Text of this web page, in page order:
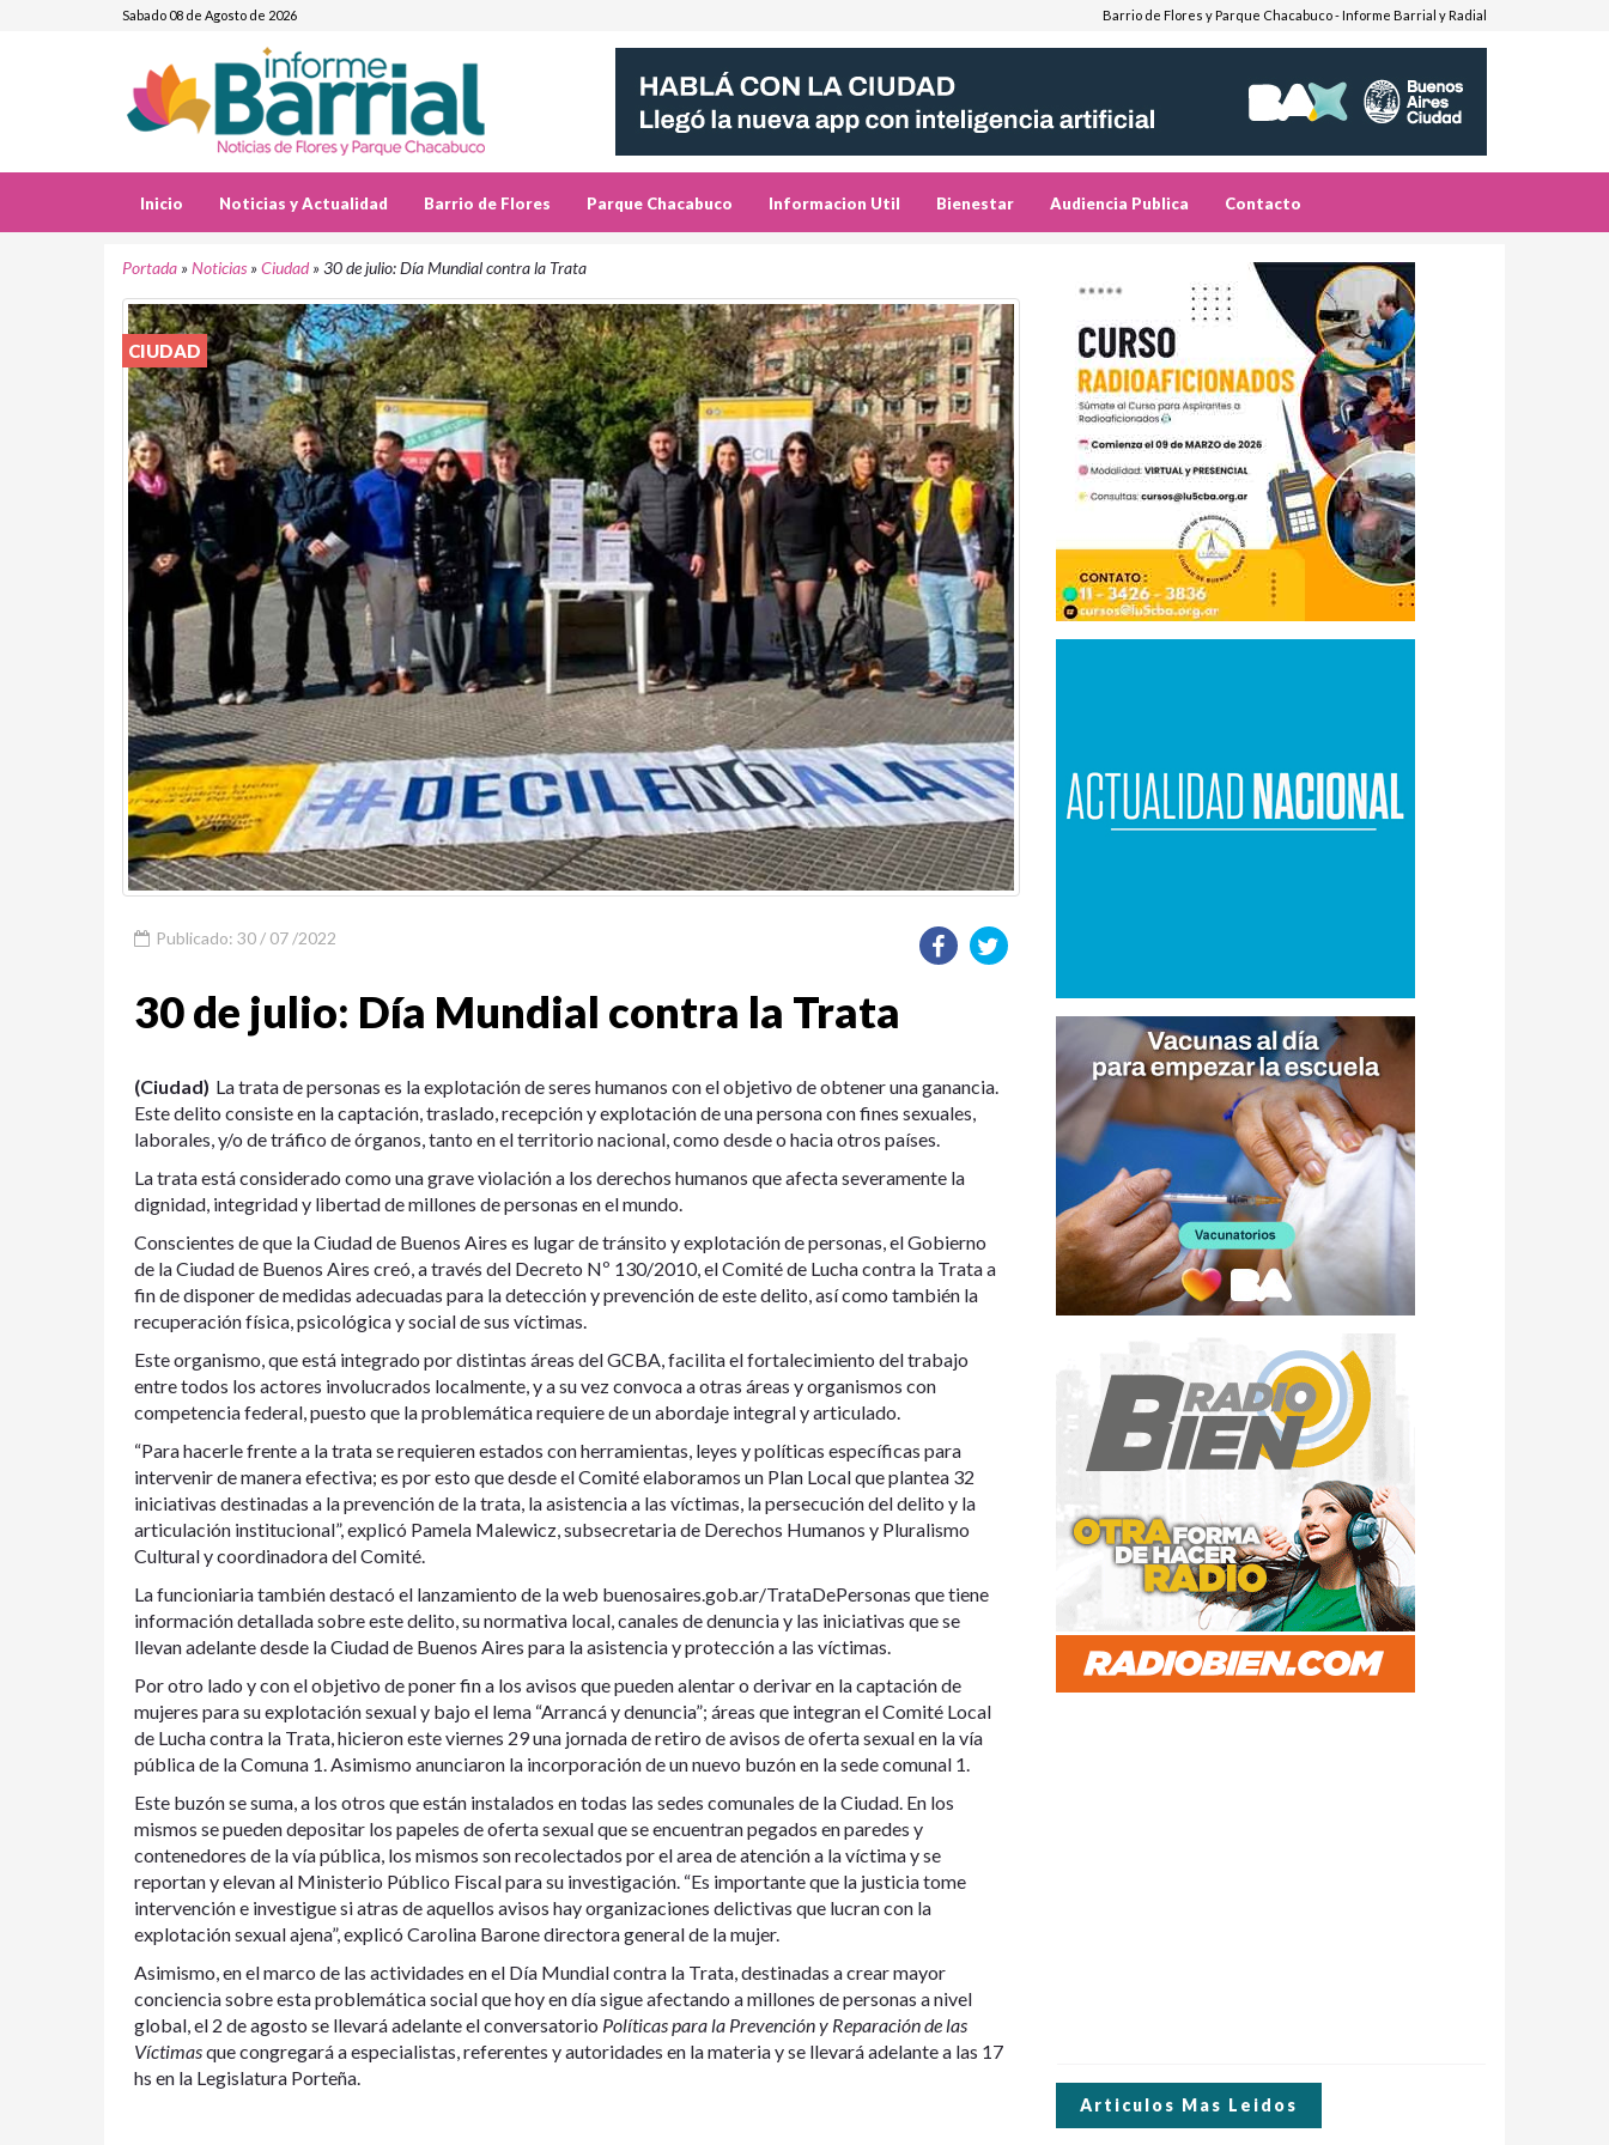
Sabado 08 de Agosto de 2026 Barrio de Flores y Parque Chacabuco - Informe Barrial y Radial
Inicio Noticias y Actualidad Barrio de Flores Parque Chacabuco Informacion Util Bienestar Audiencia Publica Contacto
Portada »Noticias »Ciudad»30 de julio: Día Mundial contra la Trata
CIUDAD
Publicado: 30 / 07 /2022
30 de julio: Día Mundial contra la Trata
(Ciudad) La trata de personas es la explotación de seres humanos con el objetivo de obtener una ganancia.
Este delito consiste en la captación, traslado, recepción y explotación de una persona con fines sexuales,
laborales, y/o de tráfico de órganos, tanto en el territorio nacional, como desde o hacia otros países.
La trata está considerado como una grave violación a los derechos humanos que afecta severamente la
dignidad, integridad y libertad de millones de personas en el mundo.
Conscientes de que la Ciudad de Buenos Aires es lugar de tránsito y explotación de personas, el Gobierno
de la Ciudad de Buenos Aires creó, a través del Decreto Nº 130/2010, el Comité de Lucha contra la Trata a
fin de disponer de medidas adecuadas para la detección y prevención de este delito, así como también la
recuperación física, psicológica y social de sus víctimas.
Este organismo, que está integrado por distintas áreas del GCBA, facilita el fortalecimiento del trabajo
entre todos los actores involucrados localmente, y a su vez convoca a otras áreas y organismos con
competencia federal, puesto que la problemática requiere de un abordaje integral y articulado.
“Para hacerle frente a la trata se requieren estados con herramientas, leyes y políticas específicas para
intervenir de manera efectiva; es por esto que desde el Comité elaboramos un Plan Local que plantea 32
iniciativas destinadas a la prevención de la trata, la asistencia a las víctimas, la persecución del delito y la
articulación institucional”, explicó Pamela Malewicz, subsecretaria de Derechos Humanos y Pluralismo
Cultural y coordinadora del Comité.
La funcioniaria también destacó el lanzamiento de la web buenosaires.gob.ar/TrataDePersonas que tiene
información detallada sobre este delito, su normativa local, canales de denuncia y las iniciativas que se
llevan adelante desde la Ciudad de Buenos Aires para la asistencia y protección a las víctimas.
Por otro lado y con el objetivo de poner fin a los avisos que pueden alentar o derivar en la captación de
mujeres para su explotación sexual y bajo el lema “Arrancá y denuncia”; áreas que integran el Comité Local
de Lucha contra la Trata, hicieron este viernes 29 una jornada de retiro de avisos de oferta sexual en la vía
pública de la Comuna 1. Asimismo anunciaron la incorporación de un nuevo buzón en la sede comunal 1.
Este buzón se suma, a los otros que están instalados en todas las sedes comunales de la Ciudad. En los
mismos se pueden depositar los papeles de oferta sexual que se encuentran pegados en paredes y
contenedores de la vía pública, los mismos son recolectados por el area de atención a la víctima y se
reportan y elevan al Ministerio Público Fiscal para su investigación. “Es importante que la justicia tome
intervención e investigue si atras de aquellos avisos hay organizaciones delictivas que lucran con la
explotación sexual ajena”, explicó Carolina Barone directora general de la mujer.
Asimismo, en el marco de las actividades en el Día Mundial contra la Trata, destinadas a crear mayor
conciencia sobre esta problemática social que hoy en día sigue afectando a millones de personas a nivel
global, el 2 de agosto se llevará adelante el conversatorio Políticas para la Prevención y Reparación de las
Víctimasque congregará a especialistas, referentes y autoridades en la materia y se llevará adelante a las 17
hs en la Legislatura Porteña.
Articulos Mas Leidos